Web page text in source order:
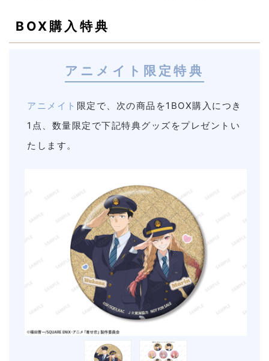
BOX購入特典
アニメイト限定特典
アニメイト 限定で、次の商品を1BOX購入につき
1点、数量限定で下記特典グッズをプレゼントい
たします。